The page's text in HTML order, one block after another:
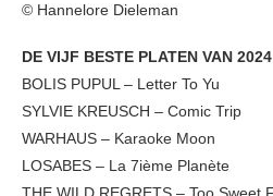
© Hannelore Dieleman
DE VIJF BESTE PLATEN VAN
BOLIS PUPUL – Letter To Yu
SYLVIE KREUSCH – Comic Trip
WARHAUS – Karaoke Moon
LOSABES – La 7ième Planète